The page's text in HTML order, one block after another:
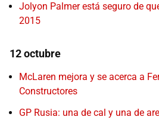
Jolyon Palmer está seguro de
2015
12 octubre
McLaren mejora y se acerca a
Constructores
GP Rusia: una de cal y una de